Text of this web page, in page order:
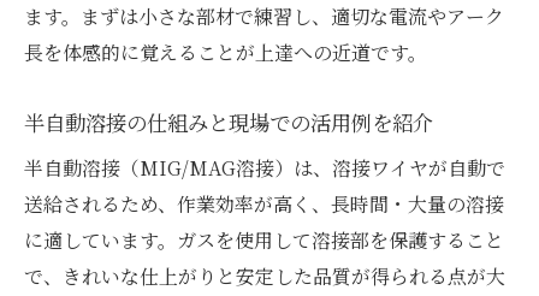
ます。まずは小さな部材で練習し、適切な電流やアーク
長を体感的に覚えることが上達への近道です。
半自動溶接の仕組みと現場での活用例を紹介
半自動溶接（MIG/MAG溶接）は、溶接ワイヤが自動で
送給されるため、作業効率が高く、長時間・大量の溶接
に適しています。ガスを使用して溶接部を保護すること
で、きれいな仕上がりと安定した品質が得られる点が大